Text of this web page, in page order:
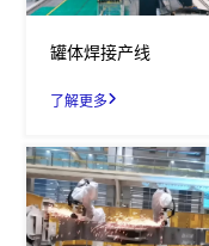
罐体焊接产线
了解更多